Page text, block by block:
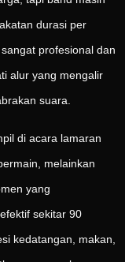
durasi per
profesional dan
alur yang mengalir
suara.
di acara lamaran
melainkan
yang
sekitar 90
kedatangan, makan,